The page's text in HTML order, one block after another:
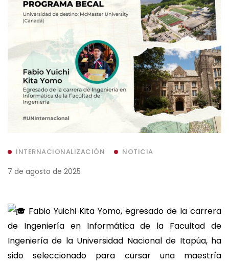
INTERNACIONALIZACIÓN NOTICIA
7 de agosto de 2025
Fabio Yuichi Kita Yomo, egresado de la carrera
de Ingeniería en Informática de la Facultad de
Ingeniería de la Universidad Nacional de Itapúa, ha
sido seleccionado para cursar una maestría